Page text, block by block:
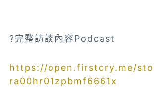
?完整訪談內容Podcast
https://open.firstory.me/
ra00hr01zpbmf6661x